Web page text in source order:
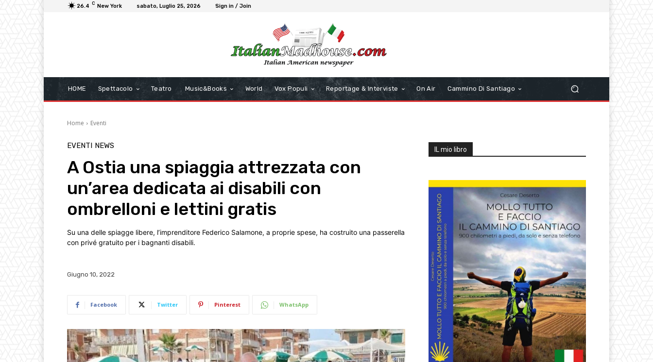
26.4 C New York sabato, Luglio 25, 2026 Sign in / Join
HOME Spettacolo Teatro Music&Books World Vox Populi Reportage & Interviste On Air Cammino Di Santiago
Home Eventi
EVENTI NEWS
A Ostia una spiaggia attrezzata con
un’area dedicata ai disabili con
ombrelloni e lettini gratis
Su una delle spiagge libere, l’imprenditore Federico Salamone, a proprie spese, ha costruito una passerella
con privé gratuito per i bagnanti disabili.
Giugno 10, 2022
Facebook Twitter Pinterest WhatsApp
IL mio libro